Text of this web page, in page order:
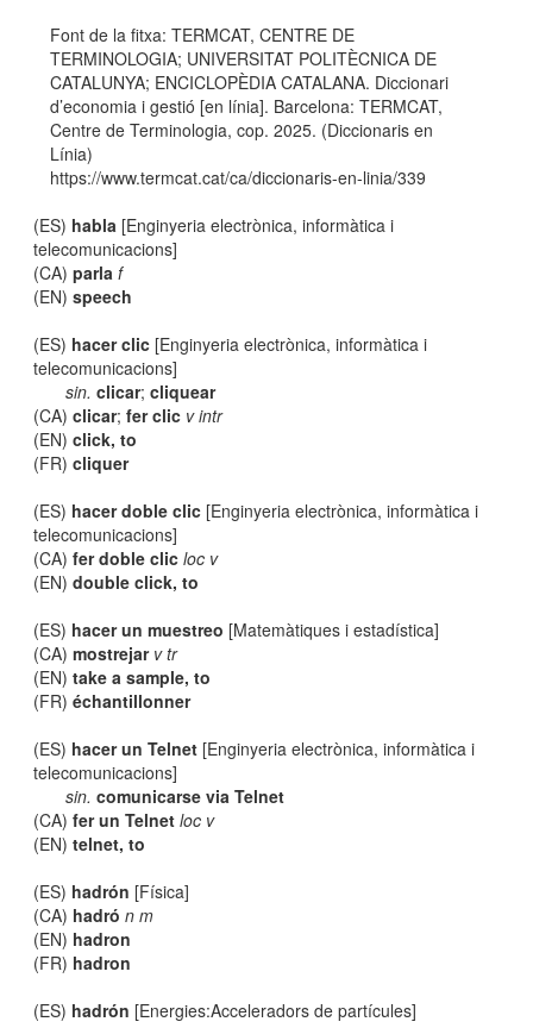
Font de la fitxa: TERMCAT, CENTRE DE
TERMINOLOGIA; UNIVERSITAT POLITÈCNICA DE
CATALUNYA; ENCICLOPÈDIA CATALANA. Diccionari
d’economia i gestió [en línia]. Barcelona: TERMCAT,
Centre de Terminologia, cop. 2025. (Diccionaris en
Línia)
https://www.termcat.cat/ca/diccionaris-en-linia/339
(ES) habla [Enginyeria electrònica, informàtica i
telecomunicacions]
(CA)parla f
(EN)speech
(ES) hacer clic [Enginyeria electrònica, informàtica i
telecomunicacions]
sin. clicar; cliquear
(CA)clicar;fer clic v intr
(EN)click, to
(FR)cliquer
(ES) hacer doble clic [Enginyeria electrònica, informàtica i
telecomunicacions]
(CA)fer doble clic loc v
(EN)double click, to
(ES) hacer un muestreo [Matemàtiques i estadística]
(CA)mostrejar v tr
(EN)take a sample, to
(FR)échantillonner
(ES) hacer un Telnet [Enginyeria electrònica, informàtica i
telecomunicacions]
sin. comunicarse via Telnet
(CA)fer un Telnet loc v
(EN)telnet, to
(ES) hadrón [Física]
(CA) hadró n m
(EN) hadron
(FR) hadron
(ES) hadrón [Energies:Acceleradors de partícules]